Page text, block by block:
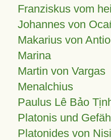
Franziskus vom
Johannes von
Makarius von
Marina
Martin von Vargas
Menalchius
Paulus Lê Bảo
Platonis und
Platonides von